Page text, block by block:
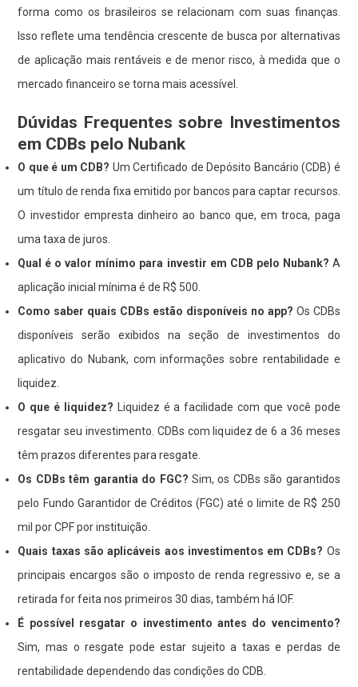
forma como os brasileiros se relacionam com suas finanças.
Isso reflete uma tendência crescente de busca por alternativas
de aplicação mais rentáveis e de menor risco, à medida que o
mercado financeiro se torna mais acessível.
Dúvidas Frequentes sobre Investimentos
em CDBs pelo Nubank
O que é um CDB? Um Certificado de Depósito Bancário (CDB) é
um título de renda fixa emitido por bancos para captar recursos.
O investidor empresta dinheiro ao banco que, em troca, paga
uma taxa de juros.
Qual é o valor mínimo para investir em CDB pelo Nubank? A
aplicação inicial mínima é de R$ 500.
Como saber quais CDBs estão disponíveis no app? Os CDBs
disponíveis serão exibidos na seção de investimentos do
aplicativo do Nubank, com informações sobre rentabilidade e
liquidez.
O que é liquidez? Liquidez é a facilidade com que você pode
resgatar seu investimento. CDBs com liquidez de 6 a 36 meses
têm prazos diferentes para resgate.
Os CDBs têm garantia do FGC? Sim, os CDBs são garantidos
pelo Fundo Garantidor de Créditos (FGC) até o limite de R$ 250
mil por CPF por instituição.
Quais taxas são aplicáveis aos investimentos em CDBs? Os
principais encargos são o imposto de renda regressivo e, se a
retirada for feita nos primeiros 30 dias, também há IOF.
É possível resgatar o investimento antes do vencimento?
Sim, mas o resgate pode estar sujeito a taxas e perdas de
rentabilidade dependendo das condições do CDB.